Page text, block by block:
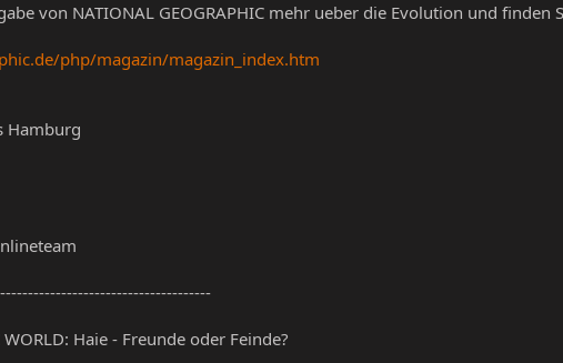
von NATIONAL GEOGRAPHIC mehr ueber die Evolution und
php/magazin/magazin_index.htm
Hamburg
Haie - Freunde oder Feinde?